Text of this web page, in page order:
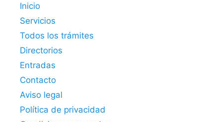
Inicio
Servicios
Todos los trámites
Directorios
Entradas
Contacto
Aviso legal
Política de privacidad